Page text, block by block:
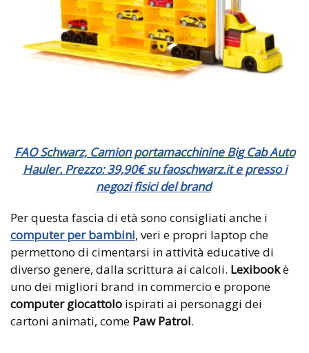
FAO Schwarz, Camion portamacchinine Big Cab Auto
Hauler. Prezzo: 39,90€ su faoschwarz.it e presso i
negozi fisici del brand
Per questa fascia di età sono consigliati anche i
computer per bambini, veri e propri laptop che
permettono di cimentarsi in attività educative di
diverso genere, dalla scrittura ai calcoli. Lexibookè
uno dei migliori brand in commercio e propone
computer giocattolo ispirati ai personaggi dei
cartoni animati, come Paw Patrol.